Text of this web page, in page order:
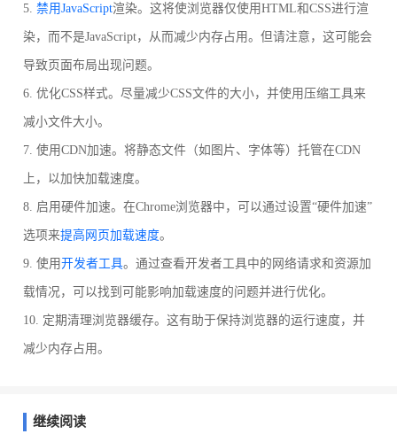
5. 禁用JavaScript渲染。这将使浏览器仅使用HTML和CSS进行渲
染，而不是JavaScript，从而减少内存占用。但请注意，这可能会
导致页面布局出现问题。
6. 优化CSS样式。尽量减少CSS文件的大小，并使用压缩工具来
减小文件大小。
7. 使用CDN加速。将静态文件（如图片、字体等）托管在CDN
上，以加快加载速度。
8. 启用硬件加速。在Chrome浏览器中，可以通过设置“硬件加速”
选项来提高网页加载速度。
9. 使用开发者工具。通过查看开发者工具中的网络请求和资源加
载情况，可以找到可能影响加载速度的问题并进行优化。
10. 定期清理浏览器缓存。这有助于保持浏览器的运行速度，并
减少内存占用。
继续阅读